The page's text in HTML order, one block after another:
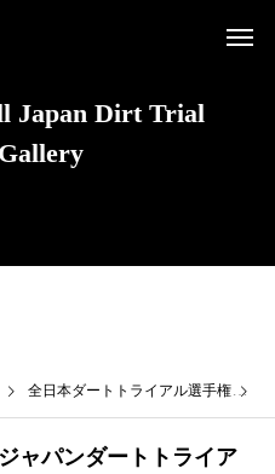
Japan Dirt Trial
全日本ダートトライアル選手権
ャパンダートトライア